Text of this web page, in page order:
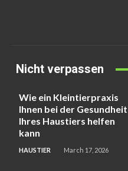
Nicht verpassen
Wie ein Kleintierpraxis
Ihnen bei der Gesundheit
Ihres Haustiers helfen
kann
HAUSTIER March 17, 2026